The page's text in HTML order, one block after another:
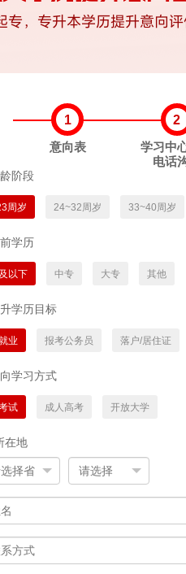
1
意向表
2
学习中
电话
阶段
周岁 24~32周岁 33~40周岁
学历
以下 中专 大专 其他
学历目标
业 报考公务员 落户/居住证
学习方式
试 成人高考 开放大学
在地